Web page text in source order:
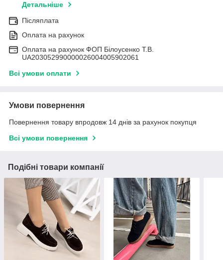
Детальніше
Післяплата
Оплата на рахунок
Оплата на рахунок ФОП Білоусенко Т.В.
UA203052990000026004005902061
Всі умови оплати
Умови повернення
Повернення товару впродовж 14 днів за рахунок покупця
Всі умови повернення
Подібні товари компанії